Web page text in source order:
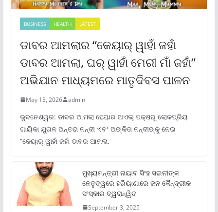
BUSINESS HEALTH LATEST
ଡାବର ଆମଲାର “କେୟାର୍ ୱାହାଁ ଜହାଁ
ଡାବର ଆମଲା, ଘର୍ ୱାହାଁ ମେରୀ ମାଁ ଜହାଁ”
ଅଭିଯାନ ମାଧ୍ୟମରେ ମାତୃଦିବସ ପାଳନ
May 13, 2026 admin
ଭୁବନେଶ୍ୱର: ଡାବର ଆମଲା ହେୟାର ଅଏଲ୍ ପକ୍ଷରୁ ଲୋକପ୍ରିୟ
ଗାୟିକା ଯୁଗଳ ଅନ୍ତରା ନନ୍ଦୀ ଏବଂ ଅଙ୍କିତା ନନ୍ଦୀଙ୍କୁ ନେଇ
“କେୟାର୍ ୱାହାଁ ଜହାଁ ଡାବର ଆମଲା,
ମୁଖ୍ୟମନ୍ତ୍ରୀ ନାୟାବ ସିଂହ ସଇନୀଙ୍କ
ନେତୃତ୍ୱରେ ହରିୟାଣାରେ ଜନ କୈନ୍ଦ୍ରୀକ
ସଂସ୍କାର ତ୍ୱରାନ୍ୱିତ
September 3, 2025